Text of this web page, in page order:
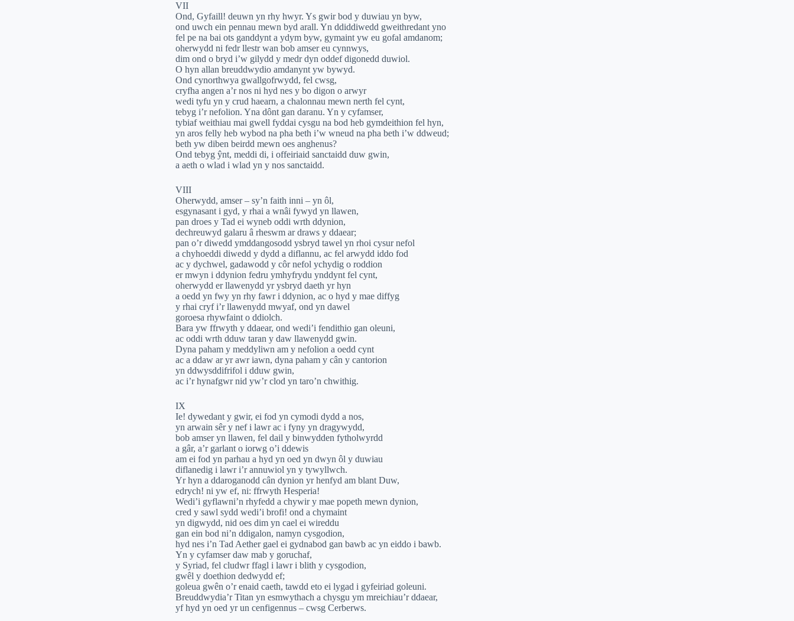
VII
Ond, Gyfaill! deuwn yn rhy hwyr. Ys gwir bod y duwiau yn byw,
ond uwch ein pennau mewn byd arall. Yn ddiddiwedd gweithredant yno
fel pe na bai ots ganddynt a ydym byw, gymaint yw eu gofal amdanom;
oherwydd ni fedr llestr wan bob amser eu cynnwys,
dim ond o bryd i’w gilydd y medr dyn oddef digonedd duwiol.
O hyn allan breuddwydio amdanynt yw bywyd.
Ond cynorthwya gwallgofrwydd, fel cwsg,
cryfha angen a’r nos ni hyd nes y bo digon o arwyr
wedi tyfu yn y crud haearn, a chalonnau mewn nerth fel cynt,
tebyg i’r nefolion. Yna dônt gan daranu. Yn y cyfamser,
tybiaf weithiau mai gwell fyddai cysgu na bod heb gymdeithion fel hyn,
yn aros felly heb wybod na pha beth i’w wneud na pha beth i’w ddweud;
beth yw diben beirdd mewn oes anghenus?
Ond tebyg ŷnt, meddi di, i offeiriaid sanctaidd duw gwin,
a aeth o wlad i wlad yn y nos sanctaidd.
VIII
Oherwydd, amser – sy’n faith inni – yn ôl,
esgynasant i gyd, y rhai a wnâi fywyd yn llawen,
pan droes y Tad ei wyneb oddi wrth ddynion,
dechreuwyd galaru â rheswm ar draws y ddaear;
pan o’r diwedd ymddangosodd ysbryd tawel yn rhoi cysur nefol
a chyhoeddi diwedd y dydd a diflannu, ac fel arwydd iddo fod
ac y dychwel, gadawodd y côr nefol ychydig o roddion
er mwyn i ddynion fedru ymhyfrydu ynddynt fel cynt,
oherwydd er llawenydd yr ysbryd daeth yr hyn
a oedd yn fwy yn rhy fawr i ddynion, ac o hyd y mae diffyg
y rhai cryf i’r llawenydd mwyaf, ond yn dawel
goroesa rhywfaint o ddiolch.
Bara yw ffrwyth y ddaear, ond wedi’i fendithio gan oleuni,
ac oddi wrth dduw taran y daw llawenydd gwin.
Dyna paham y meddyliwn am y nefolion a oedd cynt
ac a ddaw ar yr awr iawn, dyna paham y cân y cantorion
yn ddwysddifrifol i dduw gwin,
ac i’r hynafgwr nid yw’r clod yn taro’n chwithig.
IX
Ie! dywedant y gwir, ei fod yn cymodi dydd a nos,
yn arwain sêr y nef i lawr ac i fyny yn dragywydd,
bob amser yn llawen, fel dail y binwydden fytholwyrdd
a gâr, a’r garlant o iorwg o’i ddewis
am ei fod yn parhau a hyd yn oed yn dwyn ôl y duwiau
diflanedig i lawr i’r annuwiol yn y tywyllwch.
Yr hyn a ddaroganodd cân dynion yr henfyd am blant Duw,
edrych! ni yw ef, ni: ffrwyth Hesperia!
Wedi’i gyflawni’n rhyfedd a chywir y mae popeth mewn dynion,
cred y sawl sydd wedi’i brofi! ond a chymaint
yn digwydd, nid oes dim yn cael ei wireddu
gan ein bod ni’n ddigalon, namyn cysgodion,
hyd nes i’n Tad Aether gael ei gydnabod gan bawb ac yn eiddo i bawb.
Yn y cyfamser daw mab y goruchaf,
y Syriad, fel cludwr ffagl i lawr i blith y cysgodion,
gwêl y doethion dedwydd ef;
goleua gwên o’r enaid caeth, tawdd eto ei lygad i gyfeiriad goleuni.
Breuddwydia’r Titan yn esmwythach a chysgu ym mreichiau’r ddaear,
yf hyd yn oed yr un cenfigennus – cwsg Cerberws.